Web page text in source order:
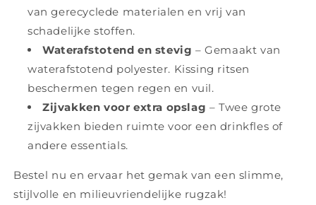
van gerecyclede materialen en vrij van
schadelijke stoffen.
Waterafstotend en stevig – Gemaakt van
waterafstotend polyester. Kissing ritsen
beschermen tegen regen en vuil.
Zijvakken voor extra opslag – Twee grote
zijvakken bieden ruimte voor een drinkfles of
andere essentials.
Bestel nu en ervaar het gemak van een slimme,
stijlvolle en milieuvriendelijke rugzak!